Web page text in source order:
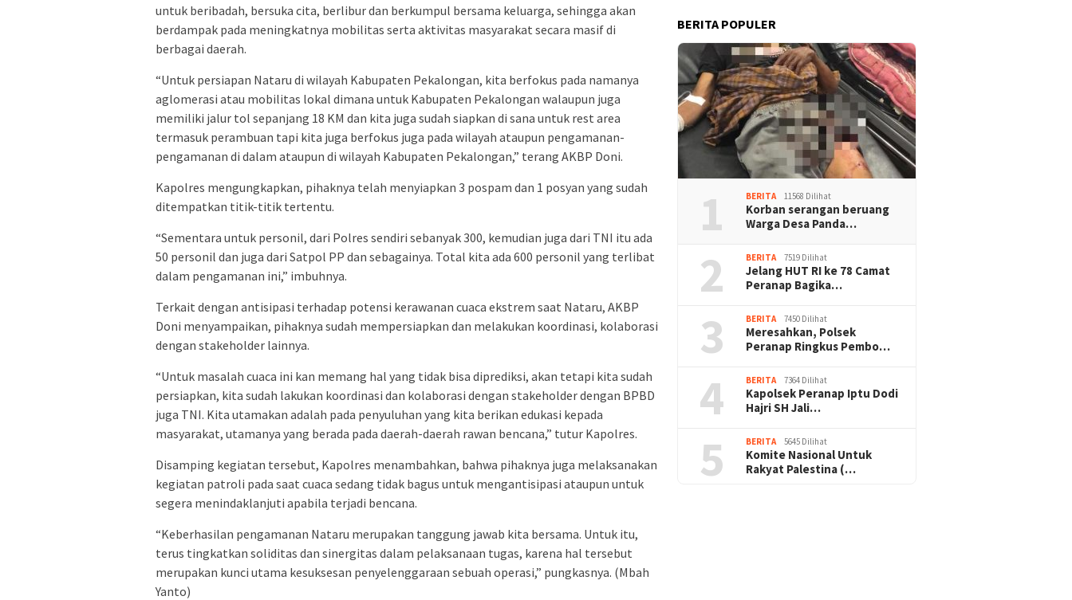
untuk beribadah, bersuka cita, berlibur dan berkumpul bersama keluarga, sehingga akan
berdampak pada meningkatnya mobilitas serta aktivitas masyarakat secara masif di
berbagai daerah.
“Untuk persiapan Nataru di wilayah Kabupaten Pekalongan, kita berfokus pada namanya
aglomerasi atau mobilitas lokal dimana untuk Kabupaten Pekalongan walaupun juga
memiliki jalur tol sepanjang 18 KM dan kita juga sudah siapkan di sana untuk rest area
termasuk perambuan tapi kita juga berfokus juga pada wilayah ataupun pengamanan-
pengamanan di dalam ataupun di wilayah Kabupaten Pekalongan,” terang AKBP Doni.
Kapolres mengungkapkan, pihaknya telah menyiapkan 3 pospam dan 1 posyan yang sudah
ditempatkan titik-titik tertentu.
“Sementara untuk personil, dari Polres sendiri sebanyak 300, kemudian juga dari TNI itu ada
50 personil dan juga dari Satpol PP dan sebagainya. Total kita ada 600 personil yang terlibat
dalam pengamanan ini,” imbuhnya.
Terkait dengan antisipasi terhadap potensi kerawanan cuaca ekstrem saat Nataru, AKBP
Doni menyampaikan, pihaknya sudah mempersiapkan dan melakukan koordinasi, kolaborasi
dengan stakeholder lainnya.
“Untuk masalah cuaca ini kan memang hal yang tidak bisa diprediksi, akan tetapi kita sudah
persiapkan, kita sudah lakukan koordinasi dan kolaborasi dengan stakeholder dengan BPBD
juga TNI. Kita utamakan adalah pada penyuluhan yang kita berikan edukasi kepada
masyarakat, utamanya yang berada pada daerah-daerah rawan bencana,” tutur Kapolres.
Disamping kegiatan tersebut, Kapolres menambahkan, bahwa pihaknya juga melaksanakan
kegiatan patroli pada saat cuaca sedang tidak bagus untuk mengantisipasi ataupun untuk
segera menindaklanjuti apabila terjadi bencana.
“Keberhasilan pengamanan Nataru merupakan tanggung jawab kita bersama. Untuk itu,
terus tingkatkan soliditas dan sinergitas dalam pelaksanaan tugas, karena hal tersebut
merupakan kunci utama kesuksesan penyelenggaraan sebuah operasi,” pungkasnya. (Mbah
Yanto)
BERITA POPULER
1 BERITA 11568 Dilihat
Korban serangan beruang
Warga Desa Panda…
2 BERITA 7519 Dilihat
Jelang HUT RI ke 78 Camat
Peranap Bagika…
3 BERITA 7450 Dilihat
Meresahkan, Polsek
Peranap Ringkus Pembo…
4 BERITA 7364 Dilihat
Kapolsek Peranap Iptu Dodi
Hajri SH Jali…
5 BERITA 5645 Dilihat
Komite Nasional Untuk
Rakyat Palestina (…